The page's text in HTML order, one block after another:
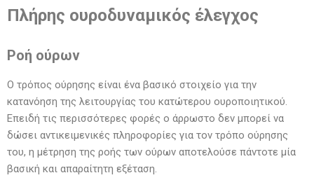
Πλήρης ουροδυναμικός έλεγχος
Ροή ούρων
Ο τρόπος ούρησης είναι ένα βασικό στοιχείο για την
κατανόηση της λειτουργίας του κατώτερου ουροποιητικού.
Επειδή τις περισσότερες φορές ο άρρωστο δεν μπορεί να
δώσει αντικειμενικές πληροφορίες για τον τρόπο ούρησης
του, η μέτρηση της ροής των ούρων αποτελούσε πάντοτε μία
βασική και απαραίτητη εξέταση.